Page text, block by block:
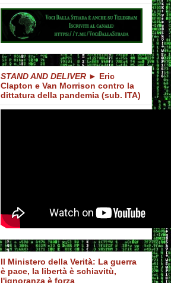
STAND AND DELIVER► Eric
Clapton e Van Morrison contro la
dittatura della pandemia (sub. ITA)
Il Ministero della Verità: La guerra
è pace, la libertà è schiavitù,
l'ignoranza è forza